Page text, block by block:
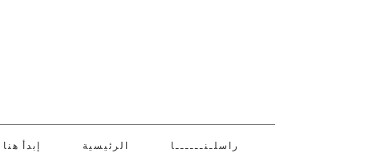
إبدأ هنا الرئيسية راسلـنــــــا